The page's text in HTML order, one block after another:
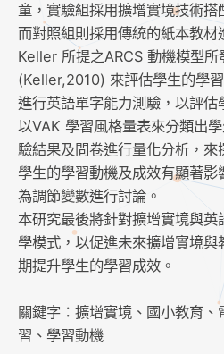
童，實驗組採用擴增實境技術搭
而對照組則採用傳統的紙本教
Keller 所提之ARCS 動機模型
(Keller,2010) 來評估學生的學
進行英語單字能力測驗，以評
以VAK 學習風格量表來分類出
驗結果及問卷進行量化分析，
學生的學習動機及成效有顯著
為調節變數進行討論。
本研究最後將針對擴增實境與
學模式，以促進未來擴增實境
期提升學生的學習成效。
關鍵字：擴增實境、國小教育
習、學習動機